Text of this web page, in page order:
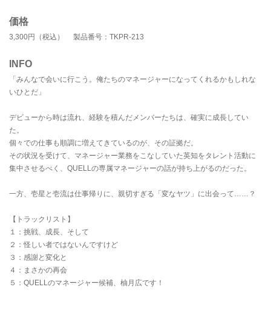
価格
3,300円（税込） 製品番号：TKPR-213
INFO
「みんなで会いに行こう。俺たちのマネージャーになってくれるかもしれな
いひとだ」
デビューから時は流れ、経験を積んだメンバーたちは、確実に成長してい
た。
個々での仕事も順調に増えてきているのが、その証拠だ。
その状況を受けて、マネージャー業務をこなしていた英知をタレント活動に
集中させるべく、QUELLの専属マネージャーの話が持ち上がるのだった。
一方、壱星と壱流は仕事帰りに、親切すぎる「変なヤツ」に出会って……？
【トラックリスト】
１：挑戦、成長、そして
２：怪しい者ではないんですけど
３：感謝と変化と
４：まさかの再会
５：QUELLのマネージャー候補、柚月広です！